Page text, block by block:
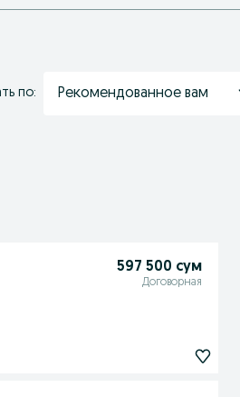
по: Рекомендованное вам
597 500 сум
Договорная